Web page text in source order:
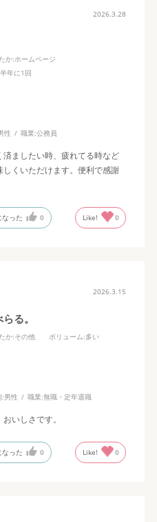
2026.3.28
か:ホームページ
年に1回
性 職業:公務員
ましたい時、疲れてる時など
くいただけます。便利で感謝
った 0 Like! 0
2026.3.15
る。
か:その他 ボリューム:多い
:男性 職業:無職・定年退職
いしさです。
った 0 Like! 0